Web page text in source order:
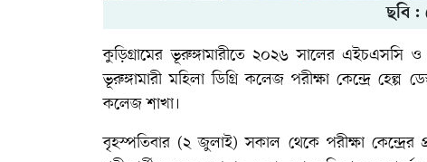
ছবি :
কুড়িগ্রামের ভূরুঙ্গামারীতে ২০২৬ সালের এইচএসসি ও
ভূরুঙ্গামারী মহিলা ডিগ্রি কলেজ পরীক্ষা কেন্দ্রে হেল্প
কলেজ শাখা।
বৃহস্পতিবার (২ জুলাই) সকাল থেকে পরীক্ষা কেন্দ্রের